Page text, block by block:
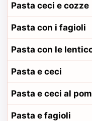
Pasta ceci e cozze
Pasta con i fagioli
Pasta con le
Pasta e ceci
Pasta e ceci al
Pasta e fagioli